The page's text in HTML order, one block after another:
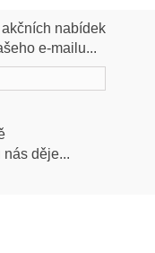
nabídek
e-mailu...
nás děje...